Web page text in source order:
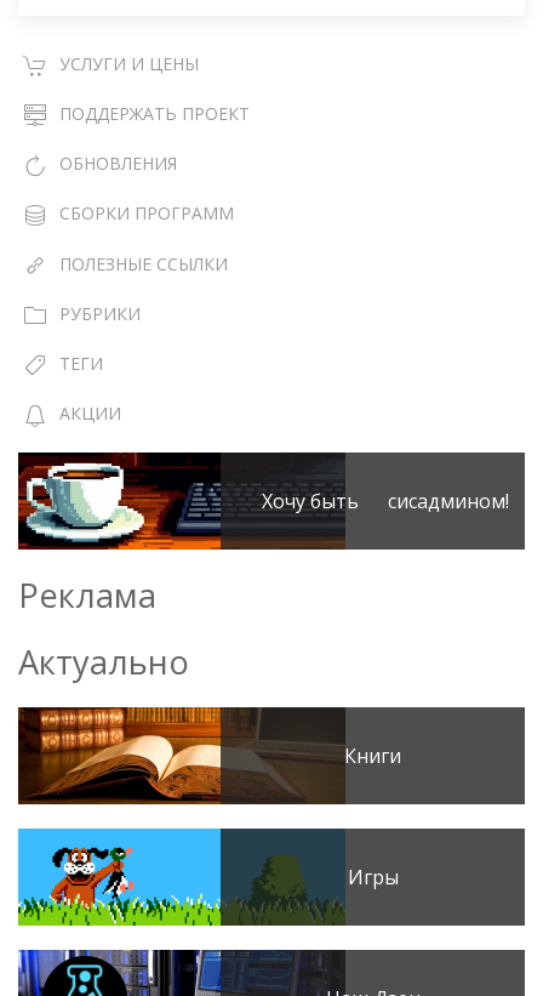
УСЛУГИ И ЦЕНЫ
ПОДДЕРЖАТЬ ПРОЕКТ
ОБНОВЛЕНИЯ
СБОРКИ ПРОГРАММ
ПОЛЕЗНЫЕ ССЫЛКИ
РУБРИКИ
ТЕГИ
АКЦИИ
Хочу быть сисадмином!
Реклама
Актуально
Книги
Игры